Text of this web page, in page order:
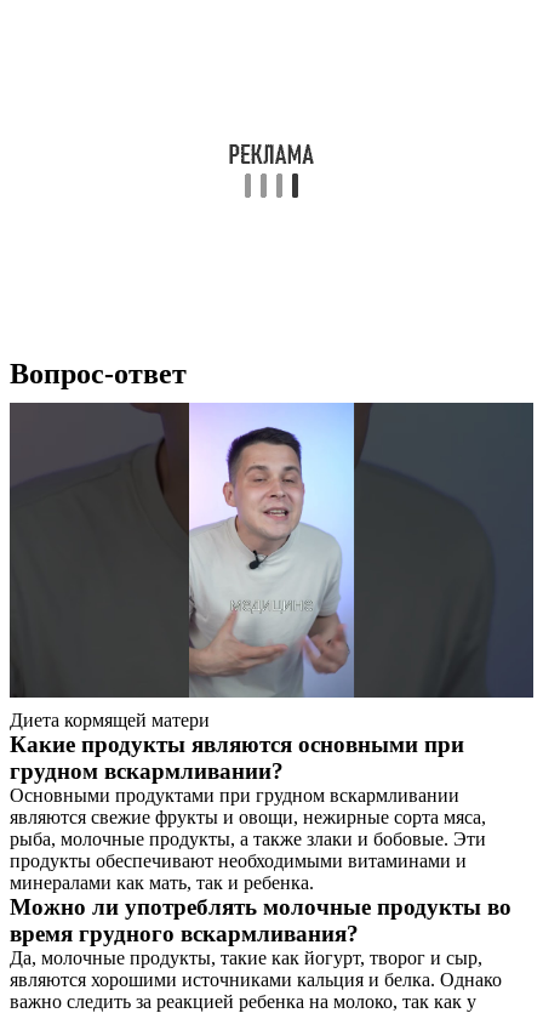
Вопрос-ответ
Диета кормящей матери
Какие продукты являются основными при
грудном вскармливании?
Основными продуктами при грудном вскармливании
являются свежие фрукты и овощи, нежирные сорта мяса,
рыба, молочные продукты, а также злаки и бобовые. Эти
продукты обеспечивают необходимыми витаминами и
минералами как мать, так и ребенка.
Можно ли употреблять молочные продукты во
время грудного вскармливания?
Да, молочные продукты, такие как йогурт, творог и сыр,
являются хорошими источниками кальция и белка. Однако
важно следить за реакцией ребенка на молоко, так как у